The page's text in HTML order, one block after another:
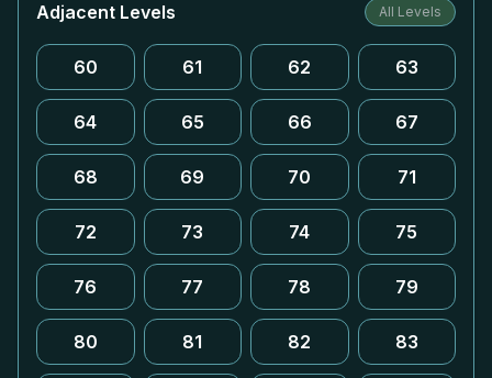
Adjacent Levels All Levels
60 61 62 63
64 65 66 67
68 69 70 71
72 73 74 75
76 77 78 79
80 81 82 83